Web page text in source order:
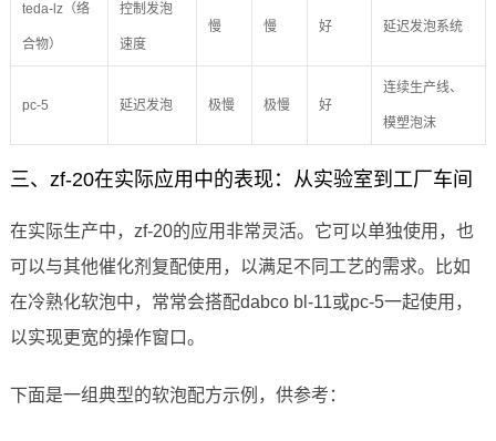
teda-lz（络
合物）
控制发泡
速度
慢 慢 好 延迟发泡系统
pc-5 延迟发泡 极慢 极慢 好
连续生产线、
模塑泡沫
三、zf-20在实际应用中的表现：从实验室到工厂车间
在实际生产中，zf-20的应用非常灵活。它可以单独使用，也
可以与其他催化剂复配使用，以满足不同工艺的需求。比如
在冷熟化软泡中，常常会搭配dabco bl-11或pc-5一起使用，
以实现更宽的操作窗口。
下面是一组典型的软泡配方示例，供参考：